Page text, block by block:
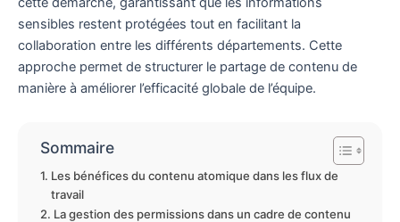
sensibles restent protégées tout en facilitant la
collaboration entre les différents départements. Cette
approche permet de structurer le partage de contenu de
manière à améliorer l’efficacité globale de l’équipe.
Sommaire
Les bénéfices du contenu atomique dans les flux de
travail
La gestion des permissions dans un cadre de contenu